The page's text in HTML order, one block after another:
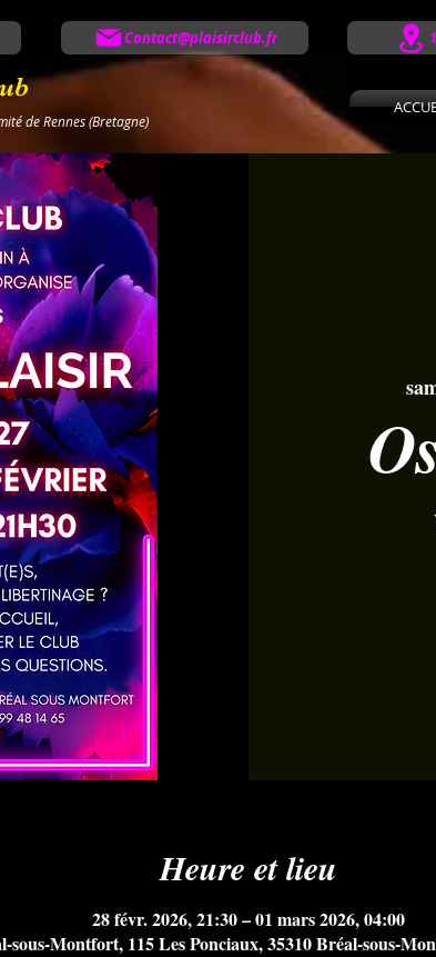
de Rennes (Bretagne)
Contact@plaisirclub.fr
Heure et lieu
28 févr. 2026, 21:30 – 01 mars 2026, 04:00
sous-Montfort, 115 Les Ponciaux, 35310 Bréal-sous-